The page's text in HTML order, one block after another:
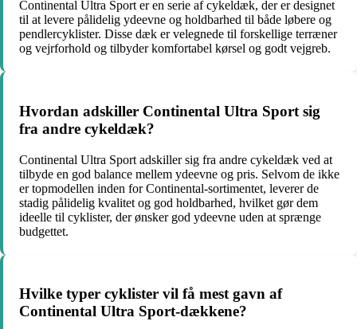
Continental Ultra Sport er en serie af cykeldæk, der er designet
til at levere pålidelig ydeevne og holdbarhed til både løbere og
pendlercyklister. Disse dæk er velegnede til forskellige terræner
og vejrforhold og tilbyder komfortabel kørsel og godt vejgreb.
Hvordan adskiller Continental Ultra Sport sig
fra andre cykeldæk?
Continental Ultra Sport adskiller sig fra andre cykeldæk ved at
tilbyde en god balance mellem ydeevne og pris. Selvom de ikke
er topmodellen inden for Continental-sortimentet, leverer de
stadig pålidelig kvalitet og god holdbarhed, hvilket gør dem
ideelle til cyklister, der ønsker god ydeevne uden at sprænge
budgettet.
Hvilke typer cyklister vil få mest gavn af
Continental Ultra Sport-dækkene?